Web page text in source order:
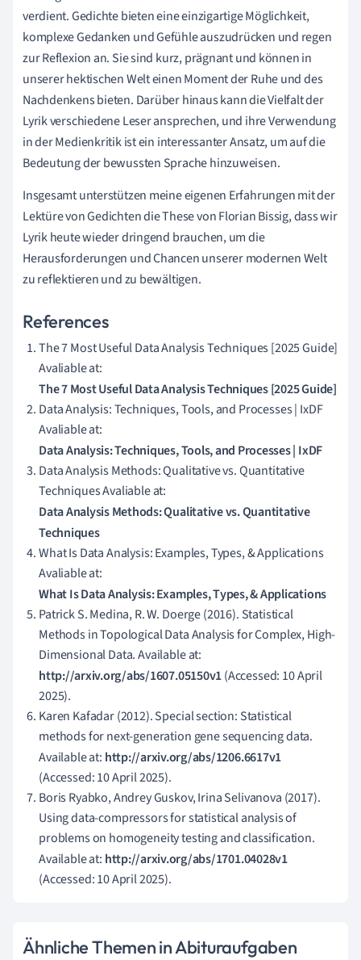
verdient. Gedichte bieten eine einzigartige Möglichkeit,
komplexe Gedanken und Gefühle auszudrücken und regen
zur Reflexion an. Sie sind kurz, prägnant und können in
unserer hektischen Welt einen Moment der Ruhe und des
Nachdenkens bieten. Darüber hinaus kann die Vielfalt der
Lyrik verschiedene Leser ansprechen, und ihre Verwendung
in der Medienkritik ist ein interessanter Ansatz, um auf die
Bedeutung der bewussten Sprache hinzuweisen.
Insgesamt unterstützen meine eigenen Erfahrungen mit der
Lektüre von Gedichten die These von Florian Bissig, dass wir
Lyrik heute wieder dringend brauchen, um die
Herausforderungen und Chancen unserer modernen Welt
zu reflektieren und zu bewältigen.
References
The 7 Most Useful Data Analysis Techniques [2025 Guide]
Avaliable at:
The 7 Most Useful Data Analysis Techniques [2025 Guide]
Data Analysis: Techniques, Tools, and Processes | IxDF
Avaliable at:
Data Analysis: Techniques, Tools, and Processes | IxDF
Data Analysis Methods: Qualitative vs. Quantitative
Techniques Avaliable at:
Data Analysis Methods: Qualitative vs. Quantitative
Techniques
What Is Data Analysis: Examples, Types, & Applications
Avaliable at:
What Is Data Analysis: Examples, Types, & Applications
Patrick S. Medina, R. W. Doerge (2016). Statistical
Methods in Topological Data Analysis for Complex, High-
Dimensional Data. Available at:
http://arxiv.org/abs/1607.05150v1(Accessed: 10 April
2025).
Karen Kafadar (2012). Special section: Statistical
methods for next-generation gene sequencing data.
Available at: http://arxiv.org/abs/1206.6617v1
(Accessed: 10 April 2025).
Boris Ryabko, Andrey Guskov, Irina Selivanova (2017).
Using data-compressors for statistical analysis of
problems on homogeneity testing and classification.
Available at: http://arxiv.org/abs/1701.04028v1
(Accessed: 10 April 2025).
Ähnliche Themen in Abituraufgaben